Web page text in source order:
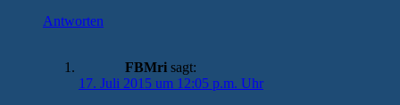
Antworten
FBMri sagt:
17. Juli 2015 um 12:05 p.m. Uhr